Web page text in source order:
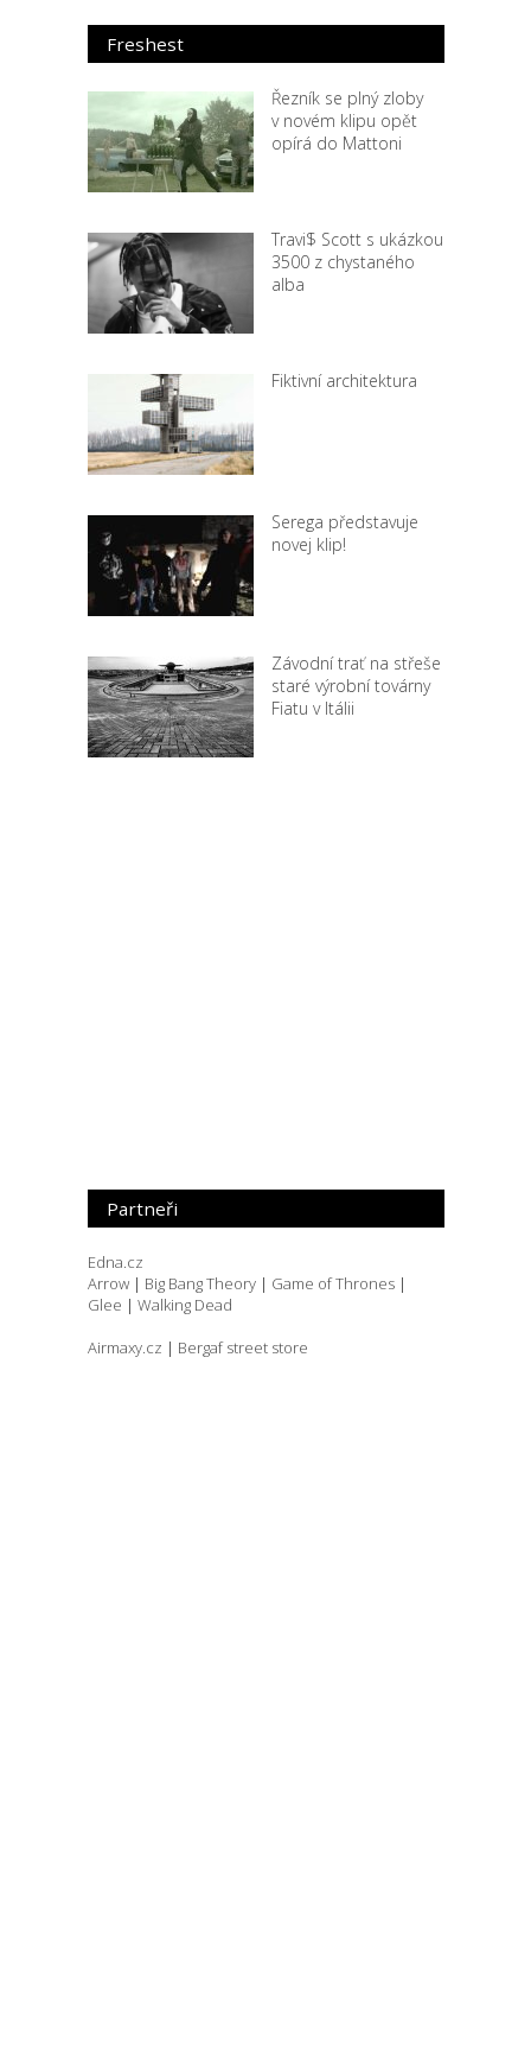
Freshest
Řezník se plný zloby
v novém klipu opět
opírá do Mattoni
Travi$ Scott s ukázkou
3500 z chystaného
alba
Fiktivní architektura
Serega představuje
novej klip!
Závodní trať na střeše
staré výrobní továrny
Fiatu v Itálii
Partneři
Edna.cz
Arrow | Big Bang Theory | Game of Thrones |
Glee | Walking Dead
Airmaxy.cz | Bergaf street store